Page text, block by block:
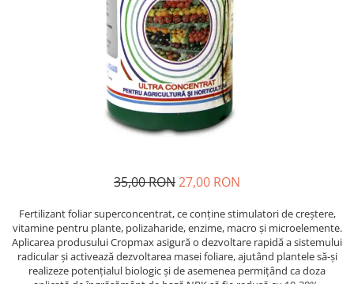
35,00 RON27,00 RON
Fertilizant foliar superconcentrat, ce conține stimulatori de creștere,
vitamine pentru plante, polizaharide, enzime, macro și microelemente.
Aplicarea produsului Cropmax asigură o dezvoltare rapidă a sistemului
radicular și activează dezvoltarea masei foliare, ajutând plantele să-și
realizeze potențialul biologic și de asemenea permițând ca doza